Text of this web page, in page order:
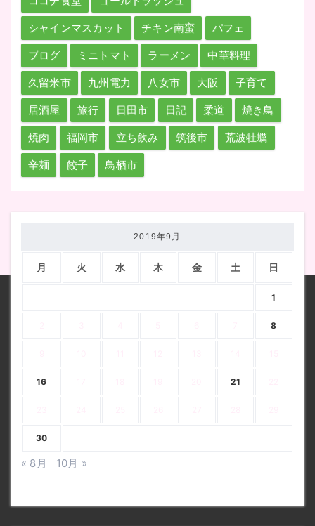
シャインマスカット チキン南蛮 パフェ
ブログ ミニトマト ラーメン 中華料理
久留米市 九州電力 八女市 大阪 子育て
居酒屋 旅行 日田市 日記 柔道 焼き鳥
焼肉 福岡市 立ち飲み 筑後市 荒波牡蠣
辛麺 餃子 鳥栖市
2019年9月
月 火 水 木 金 土 日
1
8
16 21
30
« 8月 10月 »